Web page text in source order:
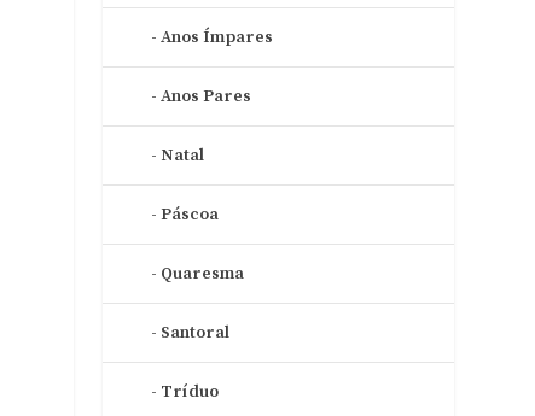
Anos Ímpares
Anos Pares
Natal
Páscoa
Quaresma
Santoral
Tríduo